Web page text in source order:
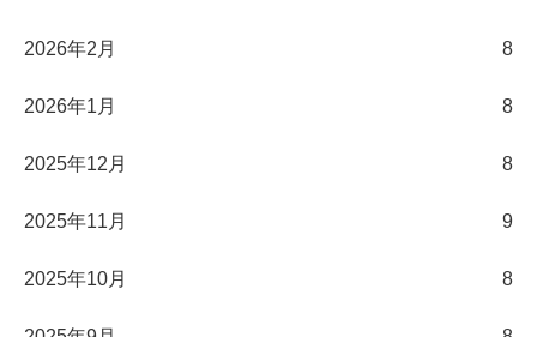
2026年2月 8
2026年1月 8
2025年12月 8
2025年11月 9
2025年10月 8